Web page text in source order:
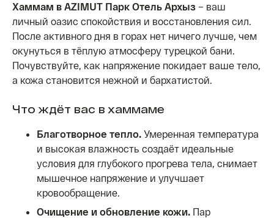
Хаммам в AZIMUT Парк Отель Архыз – ваш
личный оазис спокойствия и восстановления сил.
После активного дня в горах нет ничего лучше, чем
окунуться в тёплую атмосферу турецкой бани.
Почувствуйте, как напряжение покидает ваше тело,
а кожа становится нежной и бархатистой.
Что ждёт вас в хаммаме
Благотворное тепло. Умеренная температура
и высокая влажность создаёт идеальные
условия для глубокого прогрева тела, снимает
мышечное напряжение и улучшает
кровообращение.
Очищение и обновление кожи. Пар